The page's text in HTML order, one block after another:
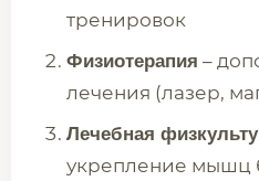
тренировок
Физиотерапия –
лечения (лазер,
Лечебная
укрепление мышц